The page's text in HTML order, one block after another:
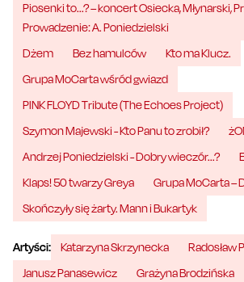
Piosenki to...? – koncert Osiecka, Młynarski,
Prowadzenie: A. Poniedzielski
Dżem
Bez hamulców
Kto ma Klucz.
Grupa MoCarta wśród gwiazd
PINK FLOYD Tribute (The Echoes Project)
Szymon Majewski - Kto Panu to zrobił?
Andrzej Poniedzielski - Dobry wieczór...?
Klaps! 50 twarzy Greya
Grupa MoCarta –
Skończyły się żarty. Mann i Bukartyk
Artyści: Katarzyna Skrzynecka
Radosław
Janusz Panasewicz
Grażyna Brodzińska